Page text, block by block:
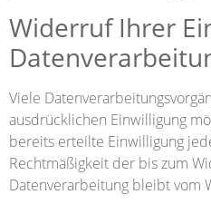
Widerruf Ihrer
Viele
ausdrücklichen Einwilligung
bereits erteilte Einwilligung
Rechtmäßigkeit der bis zum
Datenverarbeitung bleibt vom